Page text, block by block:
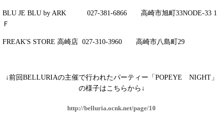
BLU JE BLU by ARK 027-381-6866 高崎市旭町33NODE-33 1
Ｆ
FREAK'S STORE 高崎店 027-310-3960 高崎市八島町29
↓前回BELLURIAの主催で行われたパーティー「POPEYE NIGHT」
の様子はこちらから↓
http://belluria.ocnk.net/page/10